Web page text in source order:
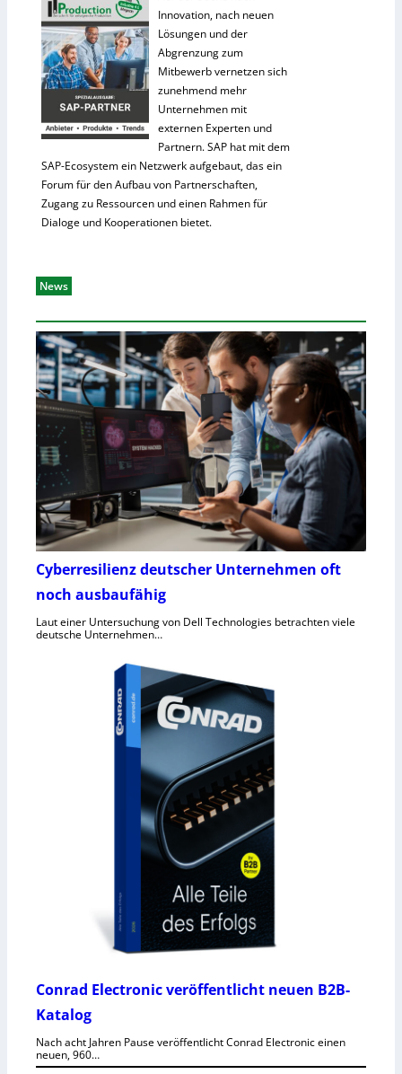
Innovation, nach neuen
Lösungen und der
Abgrenzung zum
Mitbewerb vernetzen sich
zunehmend mehr
Unternehmen mit
externen Experten und
Partnern. SAP hat mit dem
SAP-Ecosystem ein Netzwerk aufgebaut, das ein
Forum für den Aufbau von Partnerschaften,
Zugang zu Ressourcen und einen Rahmen für
Dialoge und Kooperationen bietet.
News
Cyberresilienz deutscher Unternehmen oft
noch ausbaufähig
Laut einer Untersuchung von Dell Technologies betrachten viele
deutsche Unternehmen…
Conrad Electronic veröffentlicht neuen B2B-
Katalog
Nach acht Jahren Pause veröffentlicht Conrad Electronic einen
neuen, 960…